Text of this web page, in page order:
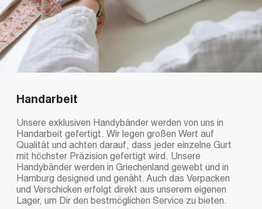
Handarbeit
Unsere exklusiven Handybänder werden von uns in
Handarbeit gefertigt. Wir legen großen Wert auf
Qualität und achten darauf, dass jeder einzelne Gurt
mit höchster Präzision gefertigt wird. Unsere
Handybänder werden in Griechenland gewebt und in
Hamburg designed und genäht. Auch das Verpacken
und Verschicken erfolgt direkt aus unserem eigenen
Lager, um Dir den bestmöglichen Service zu bieten.